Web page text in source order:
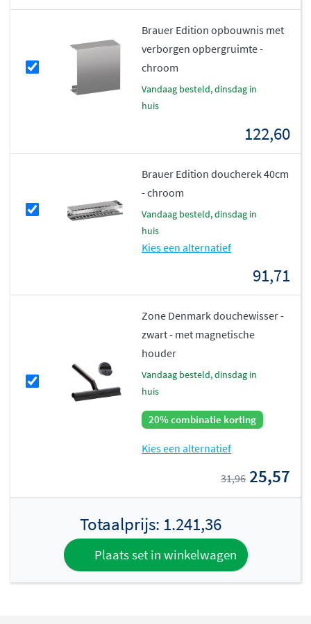
Brauer Edition opbouwnis met
verborgen opbergruimte -
chroom
vandaag besteld, dinsdag in
huis
122,60
Brauer Edition doucherek 40cm
- chroom
vandaag besteld, dinsdag in
huis
Kies een alternatief
91,71
Zone Denmark douchewisser -
zwart - met magnetische
houder
vandaag besteld, dinsdag in
huis
20% combinatie korting
Kies een alternatief
31,96 25,57
Totaalprijs: 1.241,36
Plaats set in winkelwagen